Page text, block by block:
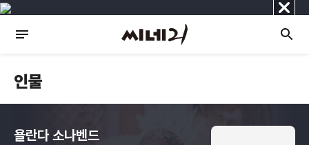
닫
기
인물
욜란다 소나벤드